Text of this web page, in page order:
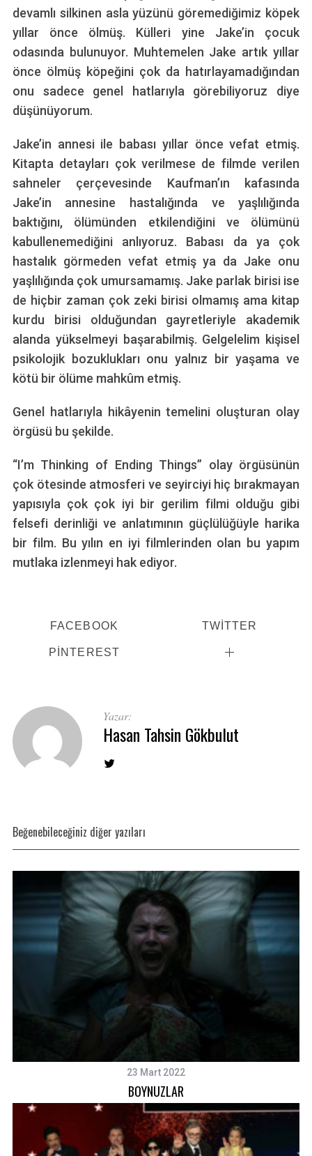
devamlı silkinen asla yüzünü göremediğimiz köpek
yıllar önce ölmüş. Külleri yine Jake’in çocuk
odasında bulunuyor. Muhtemelen Jake artık yıllar
önce ölmüş köpeğini çok da hatırlayamadığından
onu sadece genel hatlarıyla görebiliyoruz diye
düşünüyorum.
Jake’in annesi ile babası yıllar önce vefat etmiş.
Kitapta detayları çok verilmese de filmde verilen
sahneler çerçevesinde Kaufman’ın kafasında
Jake’in annesine hastalığında ve yaşlılığında
baktığını, ölümünden etkilendiğini ve ölümünü
kabullenemediğini anlıyoruz. Babası da ya çok
hastalık görmeden vefat etmiş ya da Jake onu
yaşlılığında çok umursamamış. Jake parlak birisi ise
de hiçbir zaman çok zeki birisi olmamış ama kitap
kurdu birisi olduğundan gayretleriyle akademik
alanda yükselmeyi başarabilmiş. Gelgelelim kişisel
psikolojik bozuklukları onu yalnız bir yaşama ve
kötü bir ölüme mahkûm etmiş.
Genel hatlarıyla hikâyenin temelini oluşturan olay
örgüsü bu şekilde.
“I’m Thinking of Ending Things” olay örgüsünün
çok ötesinde atmosferi ve seyirciyi hiç bırakmayan
yapısıyla çok çok iyi bir gerilim filmi olduğu gibi
felsefi derinliği ve anlatımının güçlülüğüyle harika
bir film. Bu yılın en iyi filmlerinden olan bu yapım
mutlaka izlenmeyi hak ediyor.
FACEBOOK TWITTER
PINTEREST
Yazar:
Hasan Tahsin Gökbulut
Beğenebileceğiniz diğer yazıları
23 Mart 2022
BOYNUZLAR